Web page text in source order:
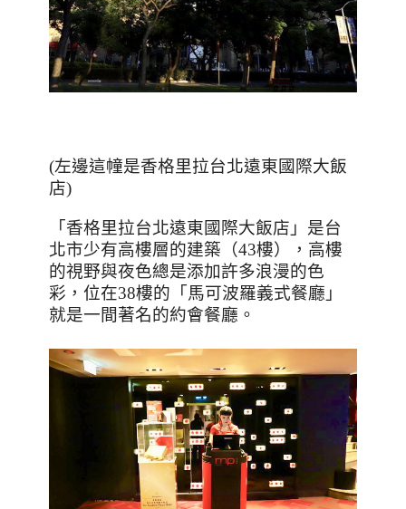
(左邊這幢是香格里拉台北遠東國際大飯
店)
「香格里拉台北遠東國際大飯店」是台
北市少有高樓層的建築（43樓），高樓
的視野與夜色總是添加許多浪漫的色
彩，位在38樓的「馬可波羅義式餐廳」
就是一間著名的約會餐廳。